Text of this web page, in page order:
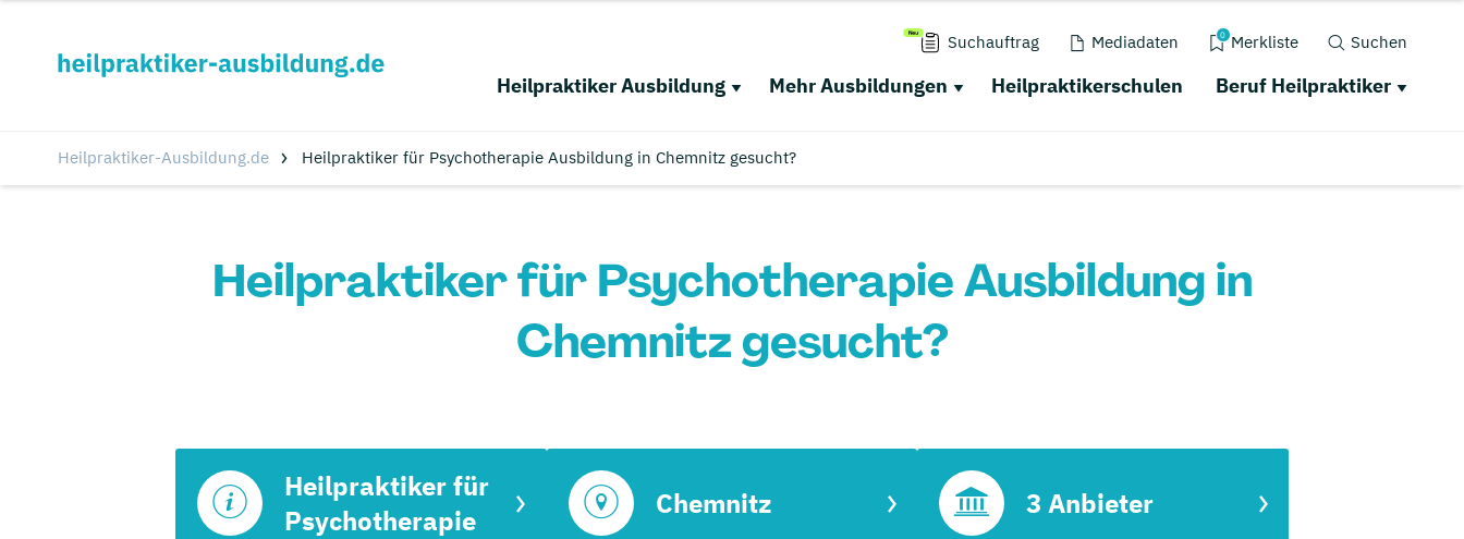
Suchauftrag Mediadaten 0 Merkliste Suchen
Heilpraktiker Ausbildung Mehr Ausbildungen Heilpraktikerschulen Beruf Heilpraktiker
Heilpraktiker-Ausbildung.de Heilpraktiker für Psychotherapie Ausbildung in Chemnitz gesucht?
Heilpraktiker für Psychotherapie Ausbildung in
Chemnitz gesucht?
Heilpraktiker für
Psychotherapie
Chemnitz 3 Anbieter